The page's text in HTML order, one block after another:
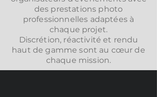
des prestations photo
professionnelles adaptées à
chaque projet.
Discrétion, réactivité et rendu
haut de gamme sont au cœur de
chaque mission.